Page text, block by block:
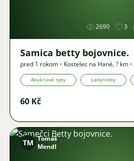
2690 3
Samica betty bojovnice.
pred 1 rokom • Kostelec na Hané,? km •
Akváriové ryby Labyrintky
60 Kč
TM Tomáš
Mendl